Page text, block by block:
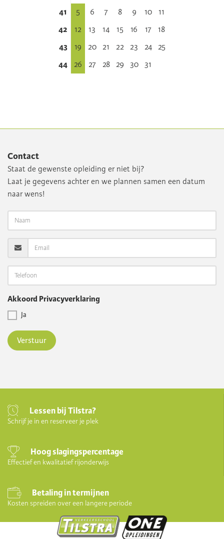
41
5 6 7 8 9 10
11
42
12 13 14 15 16 17
18
43
19 20 21 22 23 24
25
44
26 27 28 29 30 31
Contact
Staat de gewenste opleiding er niet bij?
Laat je gegevens achter en we plannen samen een datum
naar wens!
Akkoord Privacyverklaring
Ja
Verstuur
Lessen bij Tilstra?
Schrijf je in en reserveer je plek
Hoog slagingspercentage
Effectief en kwalitatief rijonderwijs
Betaling in termijnen
Kosten spreiden over een langere periode